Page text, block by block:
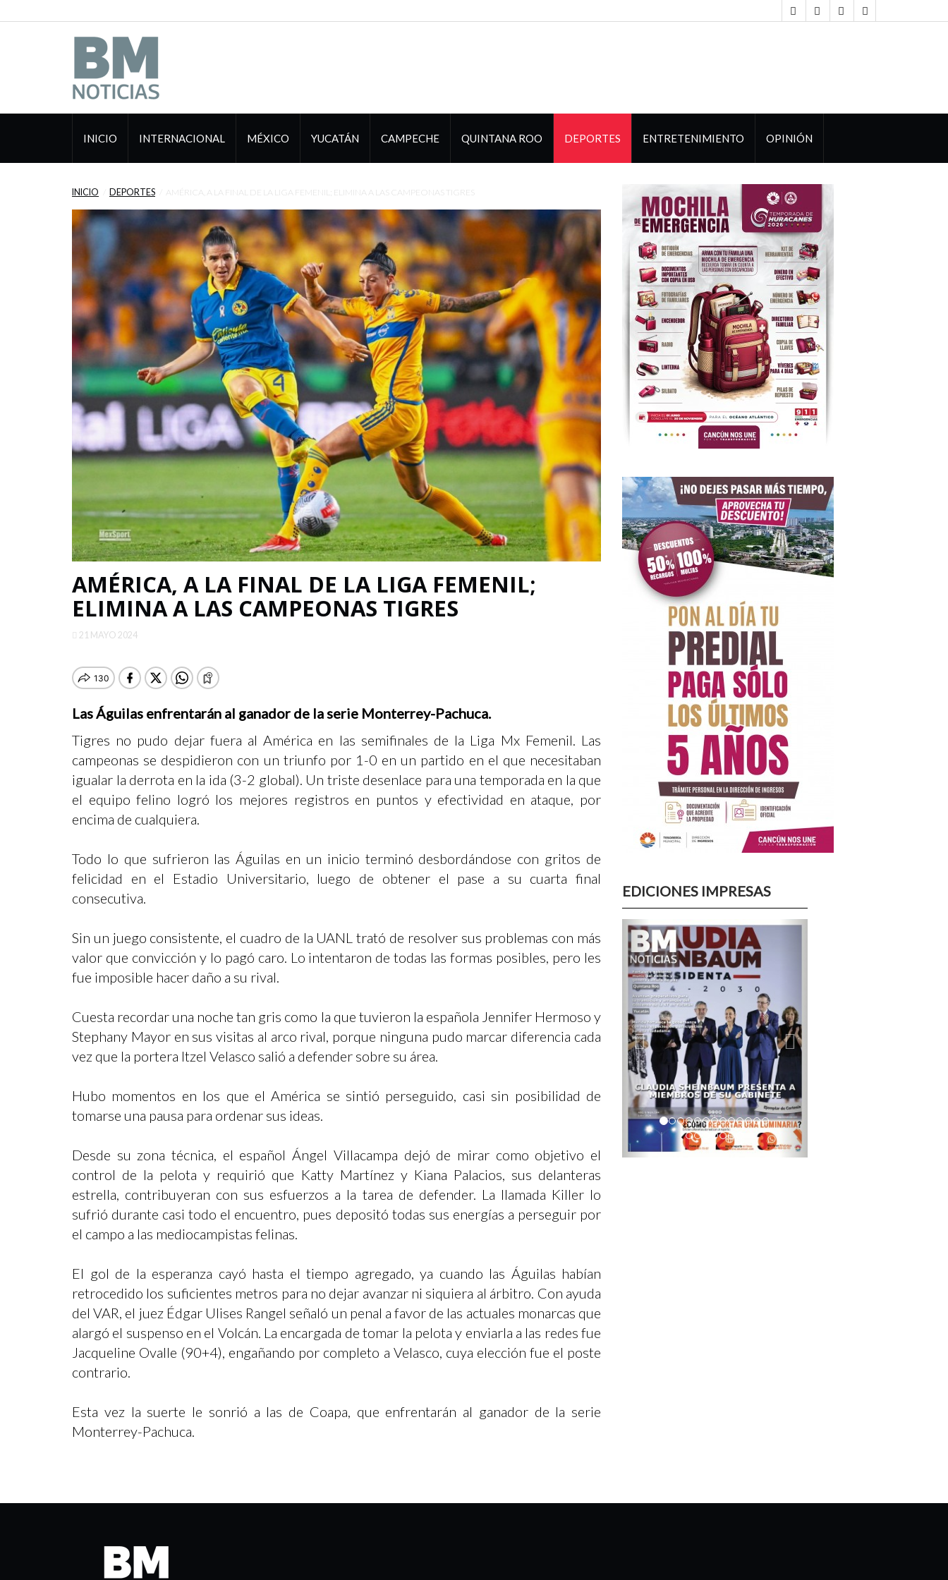
INICIO INTERNACIONAL MÉXICO YUCATÁN CAMPECHE QUINTANA ROO DEPORTES ENTRETENIMIENTO OPINIÓN
INICIO DEPORTES AMÉRICA, A LA FINAL DE LA LIGA FEMENIL; ELIMINA A LAS CAMPEONAS TIGRES
AMÉRICA, A LA FINAL DE LA LIGA FEMENIL;
ELIMINA A LAS CAMPEONAS TIGRES
21 MAYO 2024
Las Águilas enfrentarán al ganador de la serie Monterrey-Pachuca.
Tigres no pudo dejar fuera al América en las semifinales de la Liga Mx Femenil. Las
campeonas se despidieron con un triunfo por 1-0 en un partido en el que necesitaban
igualar la derrota en la ida (3-2 global). Un triste desenlace para una temporada en la que
el equipo felino logró los mejores registros en puntos y efectividad en ataque, por
encima de cualquiera.
Todo lo que sufrieron las Águilas en un inicio terminó desbordándose con gritos de
felicidad en el Estadio Universitario, luego de obtener el pase a su cuarta final
consecutiva.
Sin un juego consistente, el cuadro de la UANL trató de resolver sus problemas con más
valor que convicción y lo pagó caro. Lo intentaron de todas las formas posibles, pero les
fue imposible hacer daño a su rival.
Cuesta recordar una noche tan gris como la que tuvieron la española Jennifer Hermoso y
Stephany Mayor en sus visitas al arco rival, porque ninguna pudo marcar diferencia cada
vez que la portera Itzel Velasco salió a defender sobre su área.
Hubo momentos en los que el América se sintió perseguido, casi sin posibilidad de
tomarse una pausa para ordenar sus ideas.
Desde su zona técnica, el español Ángel Villacampa dejó de mirar como objetivo el
control de la pelota y requirió que Katty Martínez y Kiana Palacios, sus delanteras
estrella, contribuyeran con sus esfuerzos a la tarea de defender. La llamada Killer lo
sufrió durante casi todo el encuentro, pues depositó todas sus energías a perseguir por
el campo a las mediocampistas felinas.
El gol de la esperanza cayó hasta el tiempo agregado, ya cuando las Águilas habían
retrocedido los suficientes metros para no dejar avanzar ni siquiera al árbitro. Con ayuda
del VAR, el juez Édgar Ulises Rangel señaló un penal a favor de las actuales monarcas que
alargó el suspenso en el Volcán. La encargada de tomar la pelota y enviarla a las redes fue
Jacqueline Ovalle (90+4), engañando por completo a Velasco, cuya elección fue el poste
contrario.
Esta vez la suerte le sonrió a las de Coapa, que enfrentarán al ganador de la serie
Monterrey-Pachuca.
EDICIONES IMPRESAS
Previous Next